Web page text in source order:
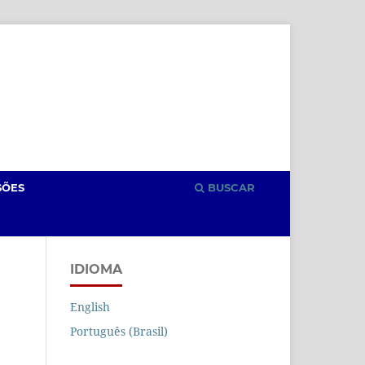
BUSCAR
IDIOMA
English
Português (Brasil)